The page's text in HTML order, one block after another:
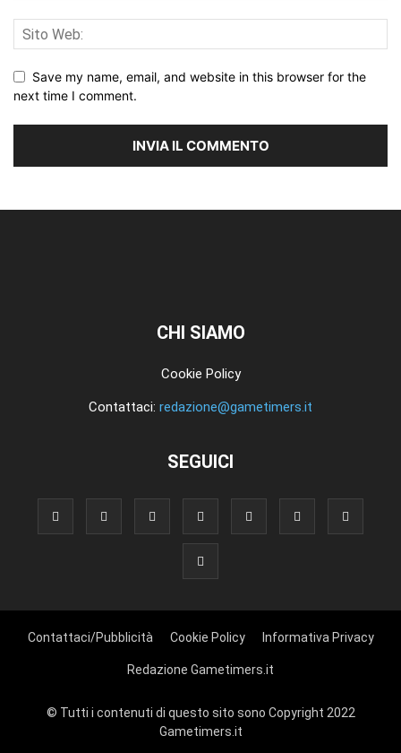
Save my name, email, and website in this browser for the
next time I comment.
CHI SIAMO
Cookie Policy
Contattaci: redazione@gametimers.it
SEGUICI
Contattaci/Pubblicità Cookie Policy Informativa Privacy
Redazione Gametimers.it
© Tutti i contenuti di questo sito sono Copyright 2022
Gametimers.it